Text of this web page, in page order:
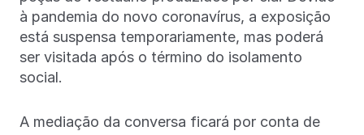
à pandemia do novo coronavírus, a exposição
está suspensa temporariamente, mas poderá
ser visitada após o término do isolamento
social.
A mediação da conversa ficará por conta de